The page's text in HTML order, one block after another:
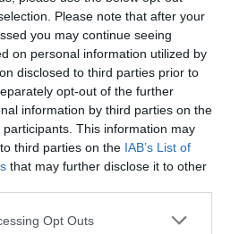
Please note that after your
you may continue seeing
on personal information utilized by
disclosed to third parties prior to
opt-out of the further
information by third parties on the
participants. This information may
third parties on the IAB’s List of
that may further disclose it to other
Opt Outs
De’Anta kan springa sin femte
kallar tillbaka spelet som ändå
till Sipp som tar sig hela vägen till
offensiv passningstörning och
38 yardlinje. Båda flaggorna
passningspel som Örebro kan göra
är över.
uträknade kunna vända matchen